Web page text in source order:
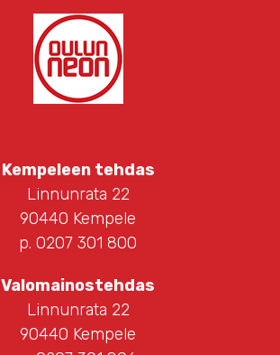
Kempeleen tehdas
Linnunrata 22
90440 Kempele
p. 0207 301 800
Valomainostehdas
Linnunrata 22
90440 Kempele